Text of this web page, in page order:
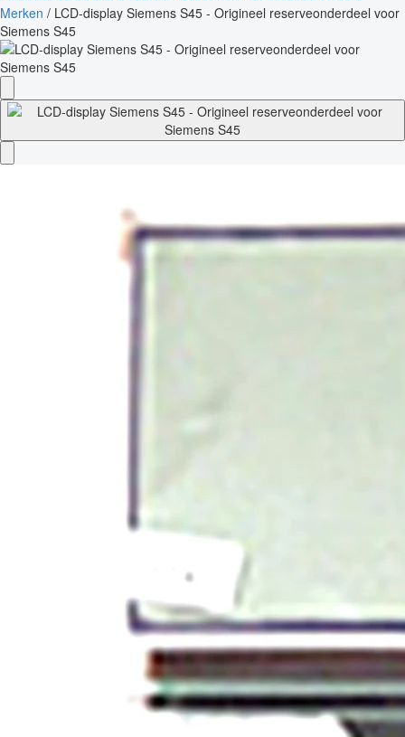
Merken / LCD-display Siemens S45 - Origineel reserveonderdeel voor
Siemens S45